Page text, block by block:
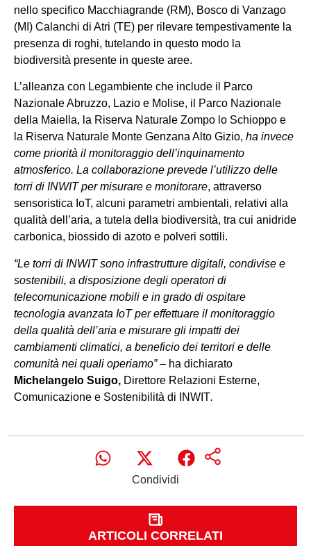
nello specifico Macchiagrande (RM), Bosco di Vanzago
(MI) Calanchi di Atri (TE) per rilevare tempestivamente la
presenza di roghi, tutelando in questo modo la
biodiversità presente in queste aree.
L’alleanza con Legambiente che include il Parco
Nazionale Abruzzo, Lazio e Molise, il Parco Nazionale
della Maiella, la Riserva Naturale Zompo lo Schioppo e
la Riserva Naturale Monte Genzana Alto Gizio, ha invece
come priorità il monitoraggio dell’inquinamento
atmosferico. La collaborazione prevede l’utilizzo delle
torri di INWIT permisurare e monitorare, attraverso
sensoristica IoT, alcuni parametri ambientali, relativi alla
qualità dell’aria, a tutela della biodiversità, tra cui anidride
carbonica, biossido di azoto e polveri sottili.
“Le torri di INWIT sono infrastrutture digitali, condivise e
sostenibili, a disposizione degli operatori di
telecomunicazione mobili e in grado di ospitare
tecnologia avanzata IoT per effettuare il monitoraggio
della qualità dell’aria e misurare gli impatti dei
cambiamenti climatici, a beneficio dei territori e delle
comunità nei quali operiamo” – ha dichiarato
Michelangelo Suigo, Direttore Relazioni Esterne,
Comunicazione e Sostenibilità di INWIT
Condividi
ARTICOLI CORRELATI